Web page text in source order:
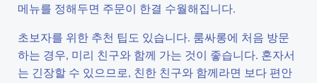
메뉴를 정해두면 주문이 한결 수월해집니다.
초보자를 위한 추천 팁도 있습니다. 룸싸롱에 처음 방문
하는 경우, 미리 친구와 함께 가는 것이 좋습니다. 혼자서
는 긴장할 수 있으므로, 친한 친구와 함께라면 보다 편안